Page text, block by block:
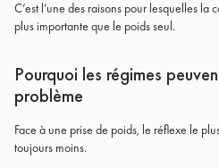
C’est l’une des raisons pour lesquelles
plus importante que le poids seul.
Pourquoi les régimes
problème
Face à une prise de poids, le réflexe le
toujours moins.